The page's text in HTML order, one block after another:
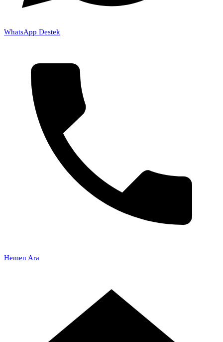
WhatsApp Destek
Hemen Ara